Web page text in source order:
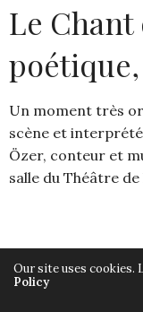
Le
Un moment très
scène et
Özer, conteur et
salle du Théâtre
Our site uses cookies.
Policy